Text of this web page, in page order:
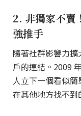
2. 非獨家不
強推手
隨著社群影響力
戶的連結。2009
人立下一個看似
在其他地方找不到